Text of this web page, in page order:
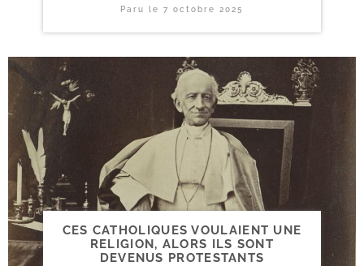
Paru le7 octobre 2025
CES CATHOLIQUES VOULAIENT UNE
RELIGION, ALORS ILS SONT
DEVENUS PROTESTANTS